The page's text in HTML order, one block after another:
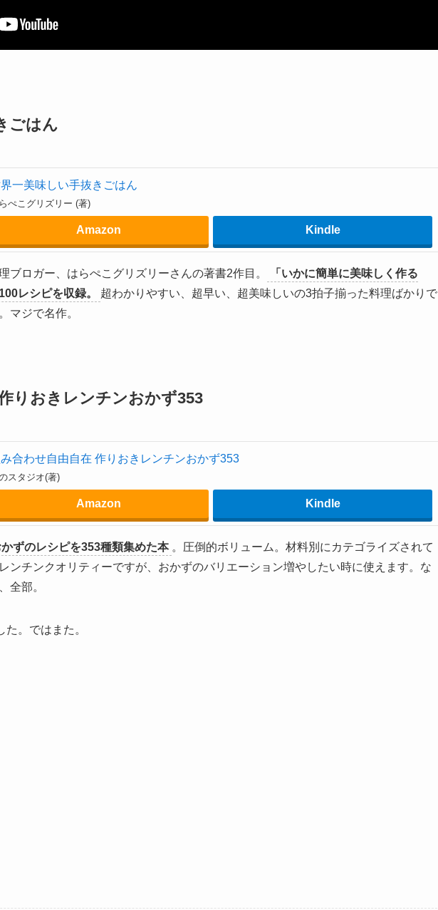
ごはん
一美味しい手抜きごはん
ぺこグリズリー (著)
Amazon Kindle
ブロガー、はらぺこグリズリーさんの著書2作目。
「いかに簡単に美味しく作る
レシピを収録。
超わかりやすい、超早い、超美味しいの3拍子揃った料理ばかりで
マジで名作。
りおきレンチンおかず353
合わせ自由自在 作りおきレンチンおかず353
スタジオ(著)
Amazon Kindle
ずのレシピを353種類集めた本 。圧倒的ボリューム。材料別にカテゴライズされて
ンチンクオリティーですが、おかずのバリエーション増やしたい時に使えます。な
全部。
。ではまた。